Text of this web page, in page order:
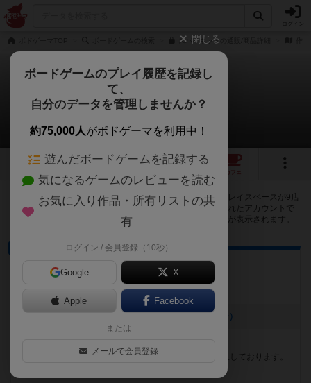
スパイネットの通販/商品詳細
スパイネット
9店のカフェ/スペースが提供中
2 2
カフェ
スパイネットで遊ぶことができるボードゲームカフェ・プレイスペースが9店
登録されています。公開プロフィールの都道府県が設定されたアカウントで
ログインすると、同じ都道府県内の店舗に絞り込むボタンが表示されます。
ボードゲームカフェ
Sonnen Spiele
愛知県名古屋市天白区八事山６４１
[NEW] 8月営業カレンダー（2026年07月17日 13時19分）
名城大学徒歩１分！！ ３０分～の料金プランをご用意しております。
閉じる
ボードゲームのプレイ履歴を記録し
て、
自分のデータを管理しませんか？
約75,000人がボドゲーマを利用中！
遊んだボードゲームを記録する
気になるゲームのレビューを読む
お気に入り作品・所有リストの共
有
ログイン / 会員登録（10秒）
Google X
Apple Facebook
または
メールで会員登録